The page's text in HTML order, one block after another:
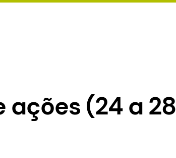
ações (24 a 28